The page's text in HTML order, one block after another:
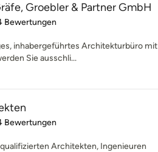
Groebler & Partner GmbH
5 von 5 Sternen
Bewertungen
inhabergeführtes Architekturbüro mit
Sie ausschli...
5 von 5 Sternen
Bewertungen
Architekten, Ingenieuren